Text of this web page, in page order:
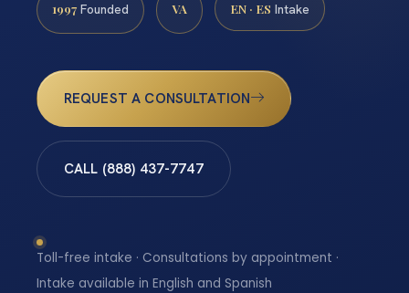
1997 Founded VA EN · ES Intake
REQUEST A CONSULTATION
CALL (888) 437-7747
Toll-free intake · Consultations by appointment ·
Intake available in English and Spanish